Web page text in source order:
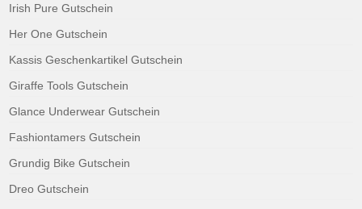
Irish Pure Gutschein
Her One Gutschein
Kassis Geschenkartikel Gutschein
Giraffe Tools Gutschein
Glance Underwear Gutschein
Fashiontamers Gutschein
Grundig Bike Gutschein
Dreo Gutschein